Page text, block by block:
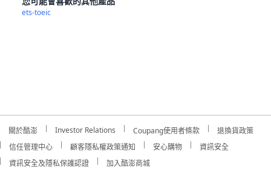
ets-toeic
關於酷澎 Investor Relations Coupang使用者條款
退換貨政策
信任管理中心
顧客隱私權政策通知 安心購物
資訊安全
資訊安全及隱私保護認證
加入酷澎商城